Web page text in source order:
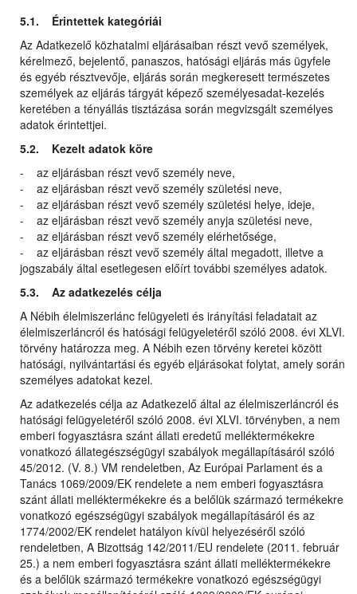
5.1. Érintettek kategóriái
Az Adatkezelő közhatalmi eljárásaiban részt vevő személyek,
kérelmező, bejelentő, panaszos, hatósági eljárás más ügyfele
és egyéb résztvevője, eljárás során megkeresett természetes
személyek az eljárás tárgyát képező személyesadat-kezelés
keretében a tényállás tisztázása során megvizsgált személyes
adatok érintettjei.
5.2. Kezelt adatok köre
- az eljárásban részt vevő személy neve,
- az eljárásban részt vevő személy születési neve,
- az eljárásban részt vevő személy születési helye, ideje,
- az eljárásban részt vevő személy anyja születési neve,
- az eljárásban részt vevő személy elérhetősége,
- az eljárásban részt vevő személy által megadott, illetve a
jogszabály által esetlegesen előírt további személyes adatok.
5.3. Az adatkezelés célja
A Nébih élelmiszerlánc felügyeleti és irányítási feladatait az
élelmiszerláncról és hatósági felügyeletéről szóló 2008. évi XLVI.
törvény határozza meg. A Nébih ezen törvény keretei között
hatósági, nyilvántartási és egyéb eljárásokat folytat, amely során
személyes adatokat kezel.
Az adatkezelés célja az Adatkezelő által az élelmiszerláncról és
hatósági felügyeletéről szóló 2008. évi XLVI. törvényben, a nem
emberi fogyasztásra szánt állati eredetű melléktermékekre
vonatkozó állategészségügyi szabályok megállapításáról szóló
45/2012. (V. 8.) VM rendeletben, Az Európai Parlament és a
Tanács 1069/2009/EK rendelete a nem emberi fogyasztásra
szánt állati melléktermékekre és a belőlük származó termékekre
vonatkozó egészségügyi szabályok megállapításáról és az
1774/2002/EK rendelet hatályon kívül helyezéséről szóló
rendeletben, A Bizottság 142/2011/EU rendelete (2011. február
25.) a nem emberi fogyasztásra szánt állati melléktermékekre
és a belőlük származó termékekre vonatkozó egészségügyi